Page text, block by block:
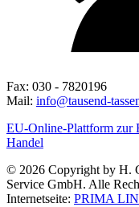
Fax: 030 - 7820196
Mail: info@tausend-
EU-Online-Plattform zur
Handel
© 2026 Copyright by H.
Service GmbH. Alle
Internetseite: PRIMA